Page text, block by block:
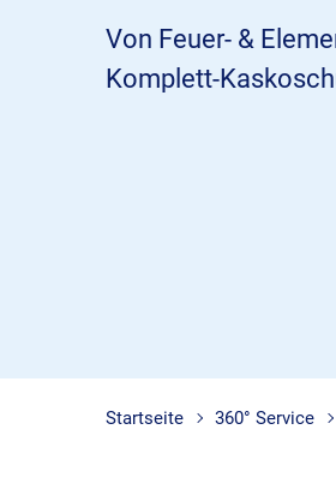
Von Feuer- &
Komplett-
Startseite 360° Service